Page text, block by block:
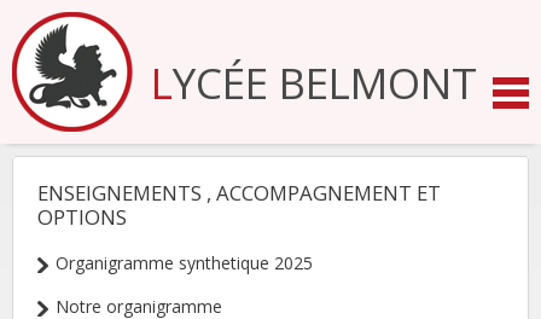
Aller
au
contenu.
|
Aller
LYCÉE BELMONT
NAVIGATION
ENSEIGNEMENTS , ACCOMPAGNEMENT ET
OPTIONS
Organigramme synthetique 2025
Notre organigramme